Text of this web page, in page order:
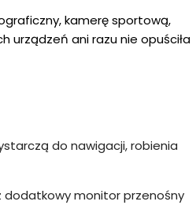
kamerę sportową,
urządzeń ani razu nie opuściła
do nawigacji, robienia
dodatkowy monitor przenośny